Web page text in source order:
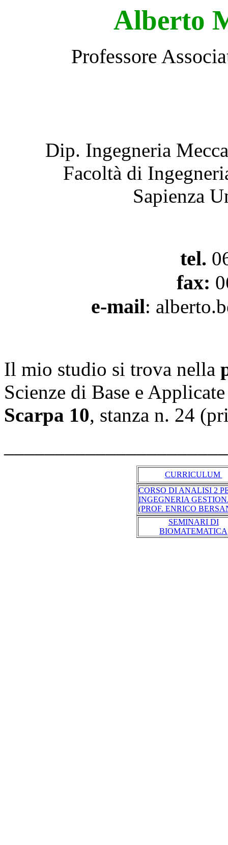
Alberto
Professore
Dip. Ingegneria
Facoltà di
Sapienza
tel.
fax:
e-mail:
Il mio studio si trova nella
Scienze di Base e
Scarpa 10, stanza n. 24
CURRICULUM
CORSO DI ANALISI 2
INGEGNERIA
(PROF. ENRICO
SEMINARI DI
BIOMATEMATICA